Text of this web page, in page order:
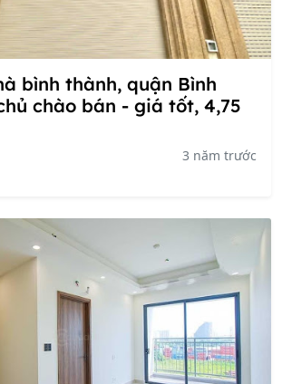
bình thành, quận Bình
chào bán - giá tốt, 4,75
3 năm trước